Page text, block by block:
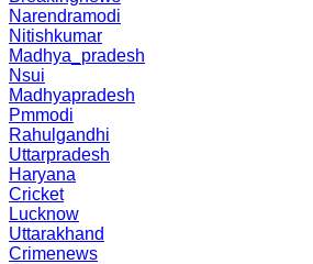
Narendramodi
Nitishkumar
Madhya_pradesh
Nsui
Madhyapradesh
Pmmodi
Rahulgandhi
Uttarpradesh
Haryana
Cricket
Lucknow
Uttarakhand
Crimenews